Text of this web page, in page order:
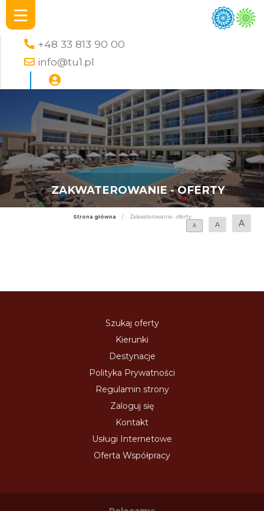
+48 33 813 90 00
info@tu1.pl
ZAKWATEROWANIE - OFERTY
Strona główna /
Zakwaterowanie - oferty
A
A A
Szukaj oferty
Kierunki
Destynacje
Polityka Prywatności
Regulamin strony
Zaloguj się
Kontakt
Usługi Internetowe
Oferta Współpracy